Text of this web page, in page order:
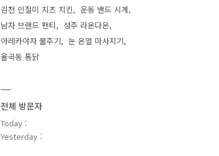
김천 인절미 치즈 치킨
운동 밴드 시계
남자 브랜드 팬티
성주 라온다온
아레카야자 물주기
눈 온열 마사지기
율곡동 통닭
전체 방문자
Today :
Yesterday :